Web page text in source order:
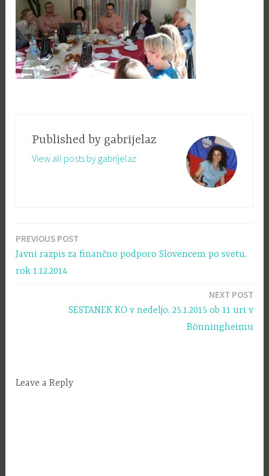
Published by gabrijelaz
View all posts by gabrijelaz
Navigacija
prispevka
PREVIOUS POST
Javni razpis za finančno podporo Slovencem po svetu,
rok 1.12.2014
NEXT POST
SESTANEK KO v nedeljo, 25.1.2015 ob 11 uri v
Bönningheimu
Leave a Reply